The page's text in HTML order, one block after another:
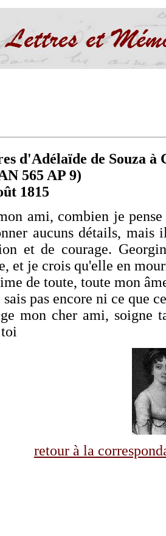
d'Adélaïde de Souza à
565 AP 9)
1815
ami, combien je
aucuns détails, mais
et de courage.
et je crois qu'elle en
de toute, toute mon
sais pas encore ni ce que
mon cher ami, soigne
retour à la